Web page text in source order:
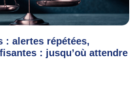
: alertes répétées,
: jusqu’où attendre